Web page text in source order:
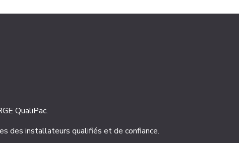
QualiPac.
des installateurs qualifiés et de confiance.